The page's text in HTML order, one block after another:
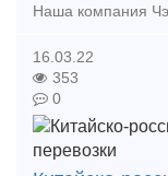
16.03.22
353
0